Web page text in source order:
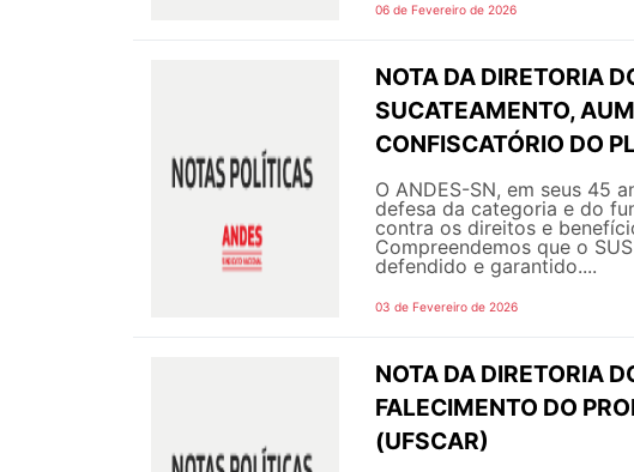
06 de Fevereiro de 2026
NOTA DA DIRETORIA
SUCATEAMENTO,
CONFISCATÓRIO DO
O ANDES-SN, em seus 45
defesa da categoria e do
contra os direitos e
Compreendemos que o
defendido e garantido....
03 de Fevereiro de 2026
NOTA DA DIRETORIA
FALECIMENTO DO
(UFSCAR)